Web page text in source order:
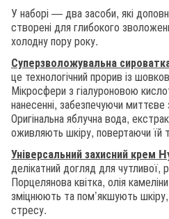
У наборі — два засоби, які
створені для глибокого
холодну пору року.
Суперзволожувальна
це технологічний прорив із
Мікросфери з гіалуроновою
нанесенні, забезпечуючи
Оригінальна яблучна вода,
оживляють шкіру, повертаючи їй
Універсальний захисний крем
делікатний догляд для чутливої,
Порцелянова квітка, олія
зміцнюють та пом’якшують
стресу.